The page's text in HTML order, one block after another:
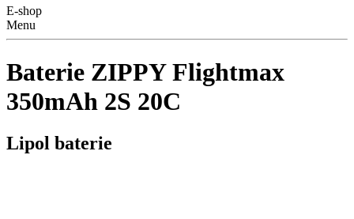
E-shop
Menu
Baterie ZIPPY Flightmax
350mAh 2S 20C
Lipol baterie